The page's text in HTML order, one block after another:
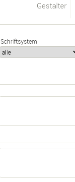
Gestalter
Schriftsystem